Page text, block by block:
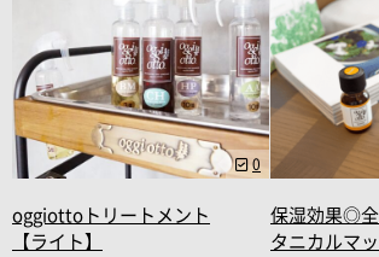
0
oggiottoトリートメント
【ライト】
保湿効果◎
タニカルマ